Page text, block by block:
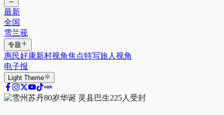
最新
全国
雪兰莪
专题
惠民好康新村视角焦点特写旅人视角
电子报
Light Theme